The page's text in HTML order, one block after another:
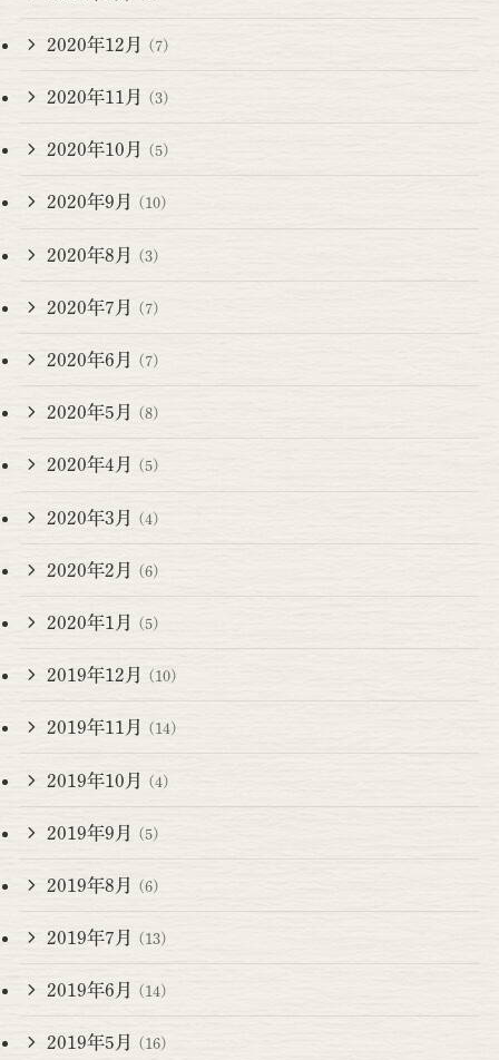
2020年12月 (7)
2020年11月 (3)
2020年10月 (5)
2020年9月 (10)
2020年8月 (3)
2020年7月 (7)
2020年6月 (7)
2020年5月 (8)
2020年4月 (5)
2020年3月 (4)
2020年2月 (6)
2020年1月 (5)
2019年12月 (10)
2019年11月 (14)
2019年10月 (4)
2019年9月 (5)
2019年8月 (6)
2019年7月 (13)
2019年6月 (14)
2019年5月 (16)